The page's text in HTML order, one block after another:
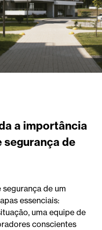
a importância
segurança de
de um
essenciais:
uma equipe de
conscientes